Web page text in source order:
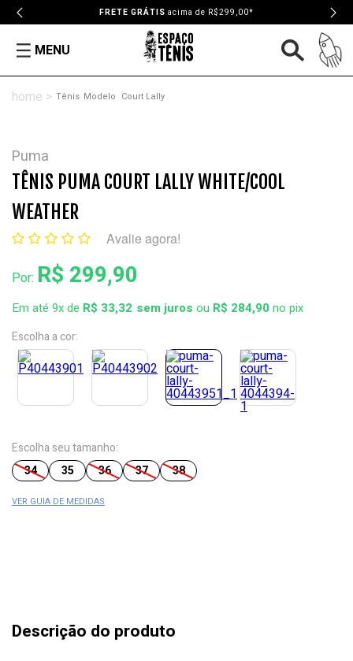
FRETE GRÁTIS acima de R$299,00*
MENU
Tênis Modelo Court Lally
Puma
TÊNIS PUMA COURT LALLY WHITE/COOL
WEATHER
Avalie agora!
Por: R$ 299,90
Em até 9x de R$ 33,32 ou R$ 284,90no pix
Escolha a cor:
Escolha seu tamanho:
34
35 36 37 38
VER GUIA DE MEDIDAS
Descrição do produto